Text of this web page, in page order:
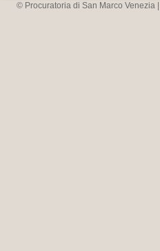
© Procuratoria di San Marco Venezia |